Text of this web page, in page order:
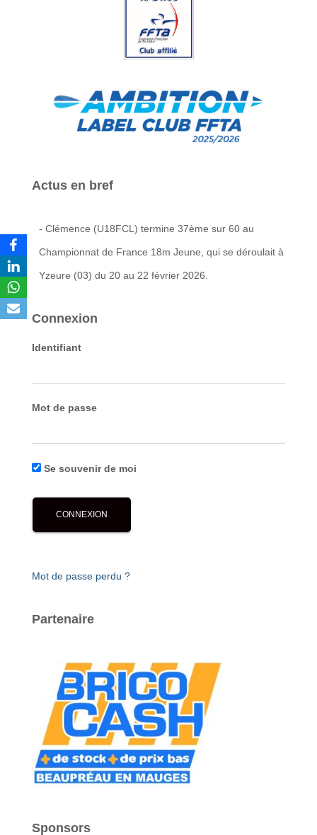
Actus en bref
- Clémence (U18FCL) termine 37ème sur 60 au
Championnat de France 18m Jeune, qui se déroulait à
Yzeure (03) du 20 au 22 février 2026.
Connexion
Identifiant
Mot de passe
Se souvenir de moi
Mot de passe perdu ?
Partenaire
Sponsors